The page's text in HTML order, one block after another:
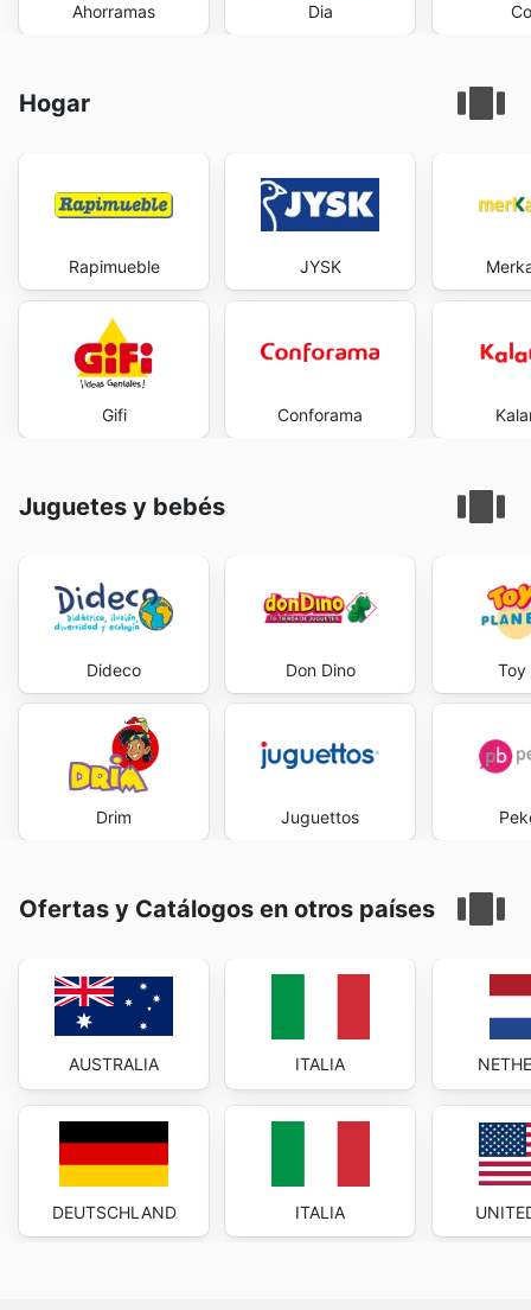
Ahorramas Dia
Hogar
Rapimueble
Gifi
JYSK
Conforama
Juguetes y bebés
Dideco
Drim
Don Dino
Juguettos
Toy
Ofertas y Catálogos en otros países
AUSTRALIA
DEUTSCHLAND
ITALIA
ITALIA